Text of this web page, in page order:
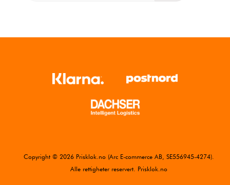
Copyright © 2026 Prisklok.no (Arc E-commerce AB, SE556945-4274).
Alle rettigheter reservert. Prisklok.no